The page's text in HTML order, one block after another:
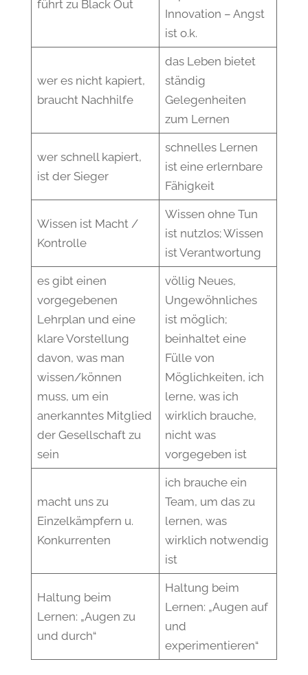
führt zu Black Out
Innovation – Angst
ist o.k.
wer es nicht kapiert,
braucht Nachhilfe
das Leben bietet
ständig
Gelegenheiten
zum Lernen
wer schnell kapiert,
ist der Sieger
schnelles Lernen
ist eine erlernbare
Fähigkeit
Wissen ist Macht /
Kontrolle
Wissen ohne Tun
ist nutzlos; Wissen
ist Verantwortung
es gibt einen
vorgegebenen
Lehrplan und eine
klare Vorstellung
davon, was man
wissen/können
muss, um ein
anerkanntes Mitglied
der Gesellschaft zu
sein
völlig Neues,
Ungewöhnliches
ist möglich;
beinhaltet eine
Fülle von
Möglichkeiten, ich
lerne, was ich
wirklich brauche,
nicht was
vorgegeben ist
macht uns zu
Einzelkämpfern u.
Konkurrenten
ich brauche ein
Team, um das zu
lernen, was
wirklich notwendig
ist
Haltung beim
Lernen: „Augen zu
und durch“
Haltung beim
Lernen: „Augen auf
und
experimentieren“